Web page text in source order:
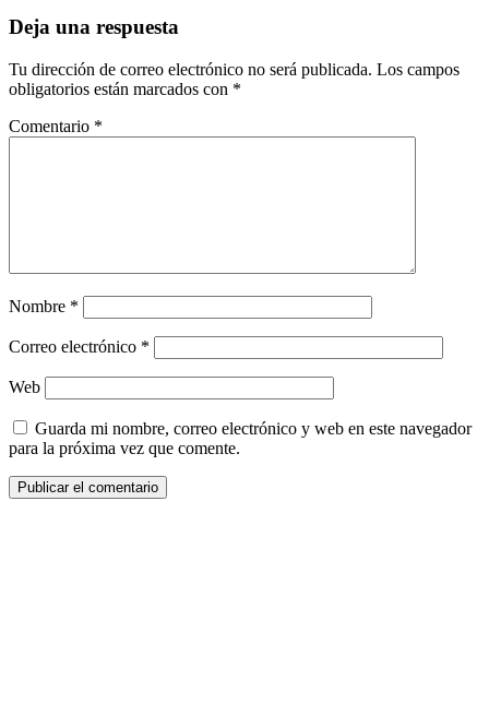
Deja una respuesta
Tu dirección de correo electrónico no será publicada. Los campos
obligatorios están marcados con *
Comentario *
Nombre *
Correo electrónico *
Web
Guarda mi nombre, correo electrónico y web en este navegador
para la próxima vez que comente.